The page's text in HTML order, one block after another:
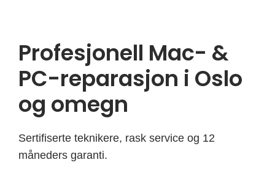
Profesjonell Mac- &
PC-reparasjon i Oslo
og omegn
Sertifiserte teknikere, rask service og 12
måneders garanti.